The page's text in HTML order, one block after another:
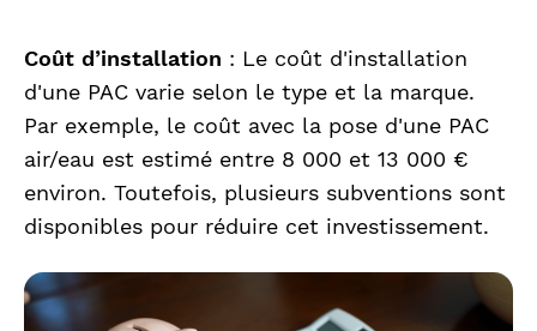
Coût d’installation : Le coût d'installation
d'une PAC varie selon le type et la marque.
Par exemple, le coût avec la pose d'une PAC
air/eau est estimé entre 8 000 et 13 000 €
environ. Toutefois, plusieurs subventions sont
disponibles pour réduire cet investissement.